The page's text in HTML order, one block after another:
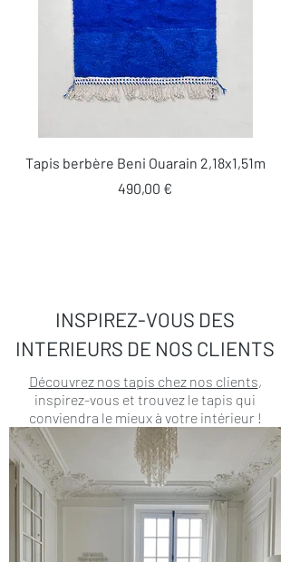
Tapis berbère Beni Ouarain 2,18x1,51m
Prix
490,00 €
INSPIREZ-VOUS DES
INTERIEURS DE NOS CLIENTS
Découvrez nos tapis chez nos clients,
inspirez-vous et trouvez le tapis qui
conviendra le mieux à votre intérieur !